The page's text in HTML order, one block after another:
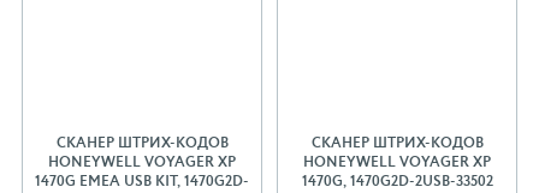
СКАНЕР ШТРИХ-КОДОВ
HONEYWELL VOYAGER XP
1470G EMEA USB KIT, 1470G2D-
СКАНЕР ШТРИХ-КОДОВ
HONEYWELL VOYAGER XP
1470G, 1470G2D-2USB-33502